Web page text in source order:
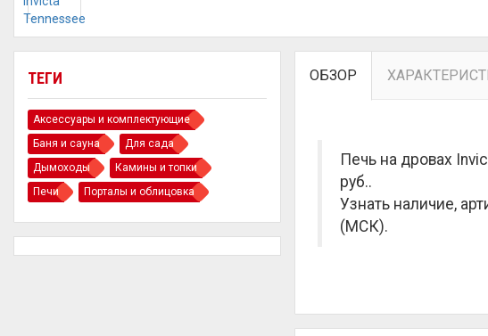
ТЕГИ
Аксессуары и комплектующие
Баня и сауна
Для сада
Дымоходы
Камины и топки
Печи
Порталы и облицовка
ОБЗОР
Печь на дровах
руб..
Узнать наличие,
(МСК).